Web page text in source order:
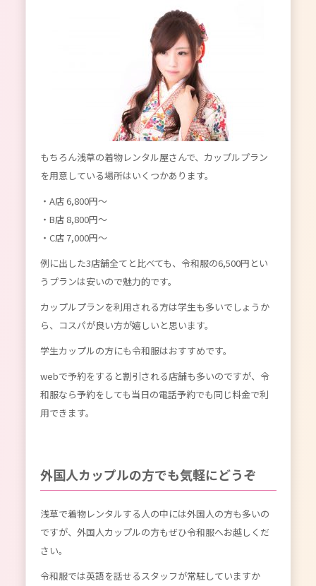
もちろん浅草の着物レンタル屋さんで、カップルプラン
を用意している場所はいくつかあります。
・A店 6,800円〜
・B店 8,800円〜
・C店 7,000円〜
例に出した3店舗全てと比べても、令和服の6,500円とい
うプランは安いので魅力的です。
カップルプランを利用される方は学生も多いでしょうか
ら、コスパが良い方が嬉しいと思います。
学生カップルの方にも令和服はおすすめです。
webで予約をすると割引される店舗も多いのですが、令
和服なら予約をしても当日の電話予約でも同じ料金で利
用できます。
外国人カップルの方でも気軽にどうぞ
浅草で着物レンタルする人の中には外国人の方も多いの
ですが、外国人カップルの方もぜひ令和服へお越しくだ
さい。
令和服では英語を話せるスタッフが常駐していますか